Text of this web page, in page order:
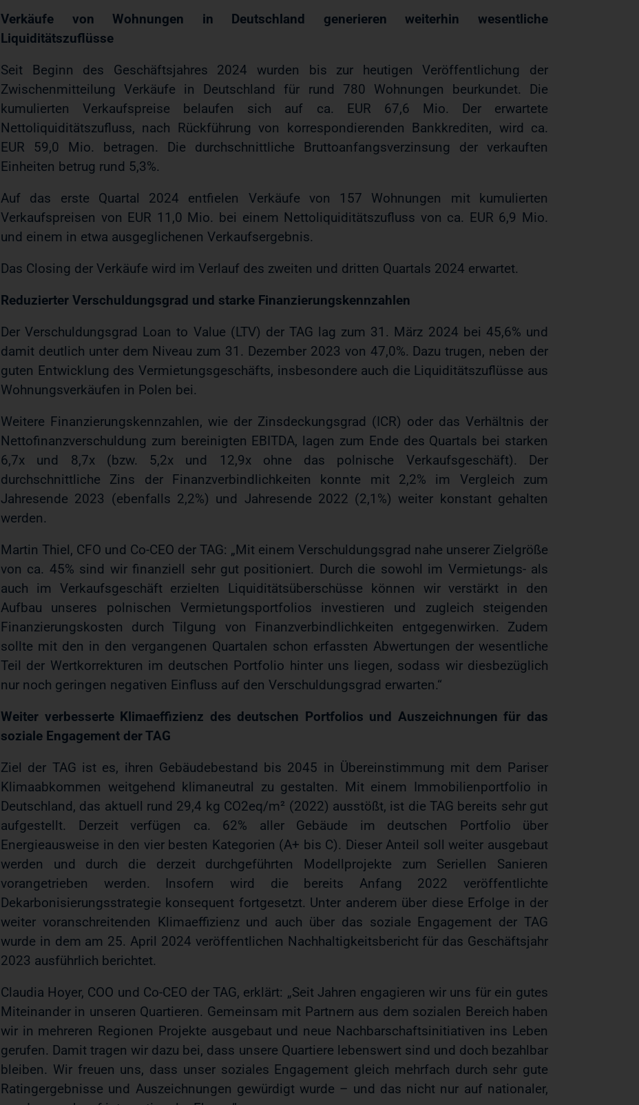
Verkäufe von Wohnungen in Deutschland generieren weiterhin wesentliche
Liquiditätszuflüsse
Seit Beginn des Geschäftsjahres 2024 wurden bis zur heutigen Veröffentlichung der
Zwischenmitteilung Verkäufe in Deutschland für rund 780 Wohnungen beurkundet. Die
kumulierten Verkaufspreise belaufen sich auf ca. EUR 67,6 Mio. Der erwartete
Nettoliquiditätszufluss, nach Rückführung von korrespondierenden Bankkrediten, wird ca.
EUR 59,0 Mio. betragen. Die durchschnittliche Bruttoanfangsverzinsung der verkauften
Einheiten betrug rund 5,3%.
Auf das erste Quartal 2024 entfielen Verkäufe von 157 Wohnungen mit kumulierten
Verkaufspreisen von EUR 11,0 Mio. bei einem Nettoliquiditätszufluss von ca. EUR 6,9 Mio.
und einem in etwa ausgeglichenen Verkaufsergebnis.
Das Closing der Verkäufe wird im Verlauf des zweiten und dritten Quartals 2024 erwartet.
Reduzierter Verschuldungsgrad und starke Finanzierungskennzahlen
Der Verschuldungsgrad Loan to Value (LTV) der TAG lag zum 31. März 2024 bei 45,6% und
damit deutlich unter dem Niveau zum 31. Dezember 2023 von 47,0%. Dazu trugen, neben der
guten Entwicklung des Vermietungsgeschäfts, insbesondere auch die Liquiditätszuflüsse aus
Wohnungsverkäufen in Polen bei.
Weitere Finanzierungskennzahlen, wie der Zinsdeckungsgrad (ICR) oder das Verhältnis der
Nettofinanzverschuldung zum bereinigten EBITDA, lagen zum Ende des Quartals bei starken
6,7x und 8,7x (bzw. 5,2x und 12,9x ohne das polnische Verkaufsgeschäft). Der
durchschnittliche Zins der Finanzverbindlichkeiten konnte mit 2,2% im Vergleich zum
Jahresende 2023 (ebenfalls 2,2%) und Jahresende 2022 (2,1%) weiter konstant gehalten
werden.
Martin Thiel, CFO und Co-CEO der TAG: „Mit einem Verschuldungsgrad nahe unserer Zielgröße
von ca. 45% sind wir finanziell sehr gut positioniert. Durch die sowohl im Vermietungs- als
auch im Verkaufsgeschäft erzielten Liquiditätsüberschüsse können wir verstärkt in den
Aufbau unseres polnischen Vermietungsportfolios investieren und zugleich steigenden
Finanzierungskosten durch Tilgung von Finanzverbindlichkeiten entgegenwirken. Zudem
sollte mit den in den vergangenen Quartalen schon erfassten Abwertungen der wesentliche
Teil der Wertkorrekturen im deutschen Portfolio hinter uns liegen, sodass wir diesbezüglich
nur noch geringen negativen Einfluss auf den Verschuldungsgrad erwarten.“
Weiter verbesserte Klimaeffizienz des deutschen Portfolios und Auszeichnungen für das
soziale Engagement der TAG
Ziel der TAG ist es, ihren Gebäudebestand bis 2045 in Übereinstimmung mit dem Pariser
Klimaabkommen weitgehend klimaneutral zu gestalten. Mit einem Immobilienportfolio in
Deutschland, das aktuell rund 29,4 kg CO2eq/m² (2022) ausstößt, ist die TAG bereits sehr gut
aufgestellt. Derzeit verfügen ca. 62% aller Gebäude im deutschen Portfolio über
Energieausweise in den vier besten Kategorien (A+ bis C). Dieser Anteil soll weiter ausgebaut
werden und durch die derzeit durchgeführten Modellprojekte zum Seriellen Sanieren
vorangetrieben werden. Insofern wird die bereits Anfang 2022 veröffentlichte
Dekarbonisierungsstrategie konsequent fortgesetzt. Unter anderem über diese Erfolge in der
weiter voranschreitenden Klimaeffizienz und auch über das soziale Engagement der TAG
wurde in dem am 25. April 2024 veröffentlichen Nachhaltigkeitsbericht für das Geschäftsjahr
2023 ausführlich berichtet.
Claudia Hoyer, COO und Co-CEO der TAG, erklärt: „Seit Jahren engagieren wir uns für ein gutes
Miteinander in unseren Quartieren. Gemeinsam mit Partnern aus dem sozialen Bereich haben
wir in mehreren Regionen Projekte ausgebaut und neue Nachbarschaftsinitiativen ins Leben
gerufen. Damit tragen wir dazu bei, dass unsere Quartiere lebenswert sind und doch bezahlbar
bleiben. Wir freuen uns, dass unser soziales Engagement gleich mehrfach durch sehr gute
Ratingergebnisse und Auszeichnungen gewürdigt wurde – und das nicht nur auf nationaler,